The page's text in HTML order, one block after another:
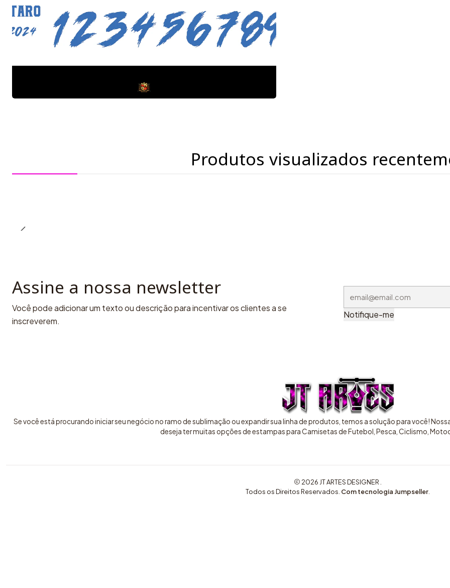
Produtos visualizados
Assine a nossa newsletter
Você pode adicionar um texto ou descrição para incentivar os clientes a se
inscreverem.
Notifique-me
Se você está procurando iniciar seu negócio no ramo de sublimação ou expandir sua linha de produtos, temos a solução para você!
deseja ter muitas opções de estampas para Camisetas de Futebol, Pesca, Ciclismo,
2026 JT ARTES DESIGNER .
Todos os Direitos Reservados. Com tecnologia Jumpseller.